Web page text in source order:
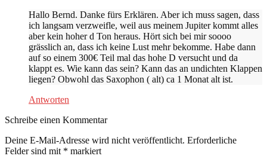
Hallo Bernd. Danke fürs Erklären. Aber ich muss sagen, dass
ich langsam verzweifle, weil aus meinem Jupiter kommt alles
aber kein hoher d Ton heraus. Hört sich bei mir soooo
grässlich an, dass ich keine Lust mehr bekomme. Habe dann
auf so einem 300€ Teil mal das hohe D versucht und da
klappt es. Wie kann das sein? Kann das an undichten Klappen
liegen? Obwohl das Saxophon ( alt) ca 1 Monat alt ist.
Antworten
Schreibe einen Kommentar
Deine E-Mail-Adresse wird nicht veröffentlicht. Erforderliche
Felder sind mit * markiert